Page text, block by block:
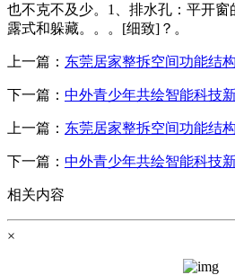
也不克不及少。1、排水孔：平开
露式和躲藏。。。[细致]？。
上一篇： 东莞居家整拆空间功能结
下一篇： 中外青少年共绘智能科技
上一篇： 东莞居家整拆空间功能结
下一篇： 中外青少年共绘智能科技
相关内容
×